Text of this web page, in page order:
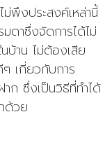
พึงประสงค์เหล่านี้
มดาซึ่งจัดการได้ไม่
บ้าน ไม่ต้องเสีย
เกี่ยวกับการ
าก ซึ่งเป็นวิธีที่ทำได้
ด้วย